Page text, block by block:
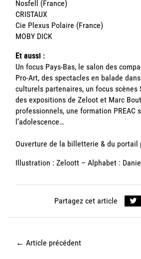
Nosfell (France)
CRISTAUX
Cie Plexus Polaire (France)
MOBY DICK
Et aussi :
Un focus Pays-Bas, le salon des
Pro-Art, des spectacles en balade
culturels partenaires, un focus scènes
des expositions de Zeloot et Marc
professionnels, une formation PREAC
l’adolescence…
Ouverture de la billetterie & du portail
Illustration : Zeloott – Alphabet :
Partagez cet article
← Article précédent